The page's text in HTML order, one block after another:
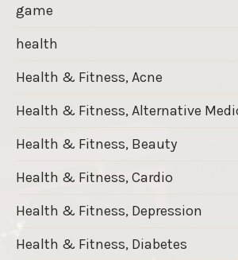
game
health
Health & Fitness, Acne
Health & Fitness, Alternative
Health & Fitness, Beauty
Health & Fitness, Cardio
Health & Fitness, Depression
Health & Fitness, Diabetes